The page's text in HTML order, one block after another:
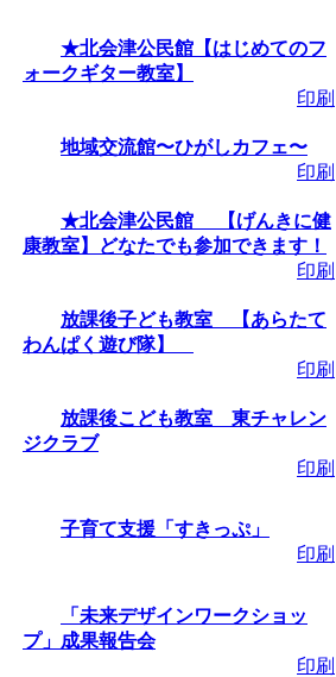
★北会津公民館【はじめてのフ
ォークギター教室】
印刷
地域交流館〜ひがしカフェ〜
印刷
★北会津公民館 【げんきに健
康教室】どなたでも参加できます！
印刷
放課後子ども教室 【あらたて
わんぱく遊び隊】
印刷
放課後こども教室 東チャレン
ジクラブ
印刷
子育て支援「すきっぷ」
印刷
「未来デザインワークショッ
プ」成果報告会
印刷